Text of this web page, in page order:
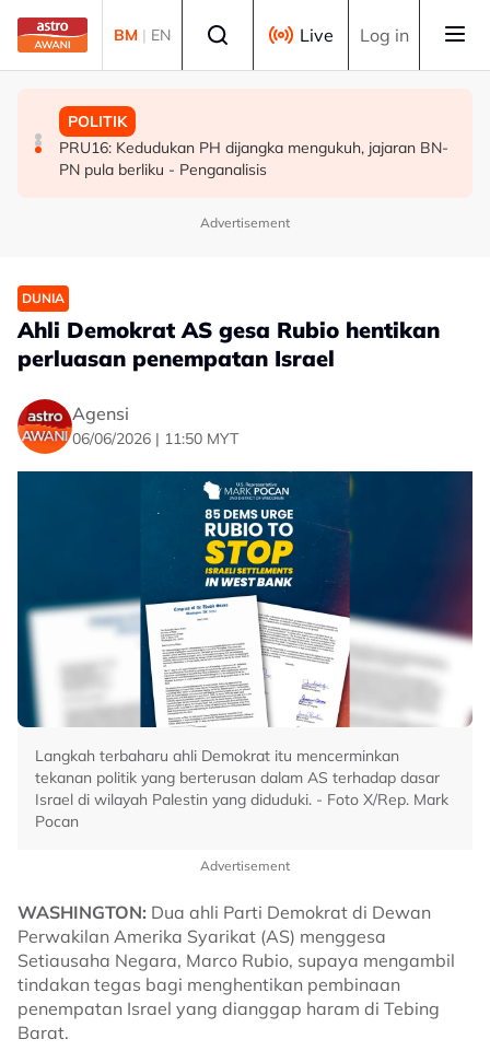
Skip to main content
BM | EN Live Log in
POLITIK
[TERKINI] 10 ADUN BN-PN dilantik Exco, terajui
pentadbiran Negeri Sembilan
MALAYSIA
MAG wajibkan saringan dadah 1,260 juruterbang
Malaysia Airlines
POLITIK
PRU16: Kedudukan PH dijangka mengukuh, jajaran BN-
PN pula berliku - Penganalisis
Advertisement
DUNIA
Ahli Demokrat AS gesa Rubio hentikan
perluasan penempatan Israel
Agensi
06/06/2026 | 11:50 MYT
Langkah terbaharu ahli Demokrat itu mencerminkan
tekanan politik yang berterusan dalam AS terhadap dasar
Israel di wilayah Palestin yang diduduki. - Foto X/Rep. Mark
Pocan
Advertisement
WASHINGTON: Dua ahli Parti Demokrat di Dewan
Perwakilan Amerika Syarikat (AS) menggesa
Setiausaha Negara, Marco Rubio, supaya mengambil
tindakan tegas bagi menghentikan pembinaan
penempatan Israel yang dianggap haram di Tebing
Barat.